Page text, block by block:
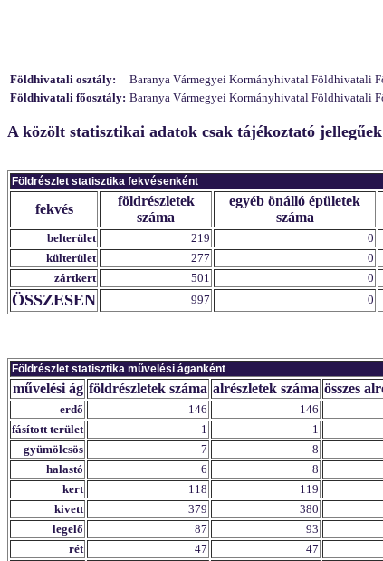
Földhivatali osztály:
Baranya Vármegyei Kormányhivatal Földhivatali
Földhivatali főosztály: Baranya Vármegyei Kormányhivatal Földhivatali
A közölt statisztikai adatok csak tájékoztató
Földrészlet statisztika fekvésenként
fekvés
földrészletek
száma
egyéb önálló épületek
száma
belterület 219 0
külterület
277 0
zártkert
501 0
ÖSSZESEN 997 0
Földrészlet statisztika művelési áganként
művelési ág földrészletek száma alrészletek száma összes
erdő 146 146
fásított terület
1 1
gyümölcsös
7 8
halastó
6 8
kert
118 119
kivett
379 380
legelő
87 93
rét
47 47